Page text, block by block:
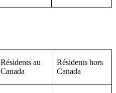
Résidents au
Canada
Résidents hors
Canada